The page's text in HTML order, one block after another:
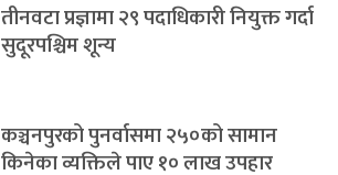
तीनवटा प्रज्ञामा २९ पदाधिकारी नियुक्त गर्दा
सुदूरपश्चिम शून्य
कञ्चनपुरको पुनर्वासमा २५०को सामान
किनेका व्यक्तिले पाए १० लाख उपहार